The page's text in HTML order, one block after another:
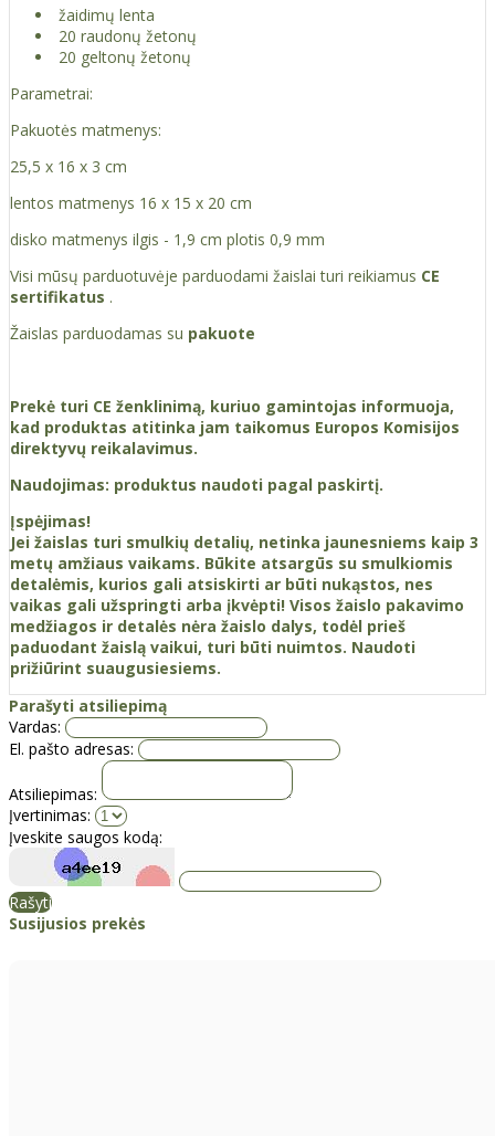
žaidimų lenta
20 raudonų žetonų
20 geltonų žetonų
Parametrai:
Pakuotės matmenys:
25,5 x 16 x 3 cm
lentos matmenys 16 x 15 x 20 cm
disko matmenys ilgis - 1,9 cm plotis 0,9 mm
Visi mūsų parduotuvėje parduodami žaislai turi reikiamus CE
sertifikatus .
Žaislas parduodamas su pakuote
Prekė turi CE ženklinimą, kuriuo gamintojas informuoja,
kad produktas atitinka jam taikomus Europos Komisijos
direktyvų reikalavimus.
Naudojimas: produktus naudoti pagal paskirtį.
Įspėjimas!
Jei žaislas turi smulkių detalių, netinka jaunesniems kaip 3
metų amžiaus vaikams. Būkite atsargūs su smulkiomis
detalėmis, kurios gali atsiskirti ar būti nukąstos, nes
vaikas gali užspringti arba įkvėpti! Visos žaislо pakavimo
medžiagos ir detalės nėra žaislo dalys, todėl prieš
paduodant žaislą vaikui, turi būti nuimtos. Naudoti
prižiūrint suaugusiesiems.
Parašyti atsiliepimą
Vardas:
El. pašto adresas:
Atsiliepimas:
Įvertinimas:
Įveskite saugos kodą:
Rašyti
Susijusios prekės